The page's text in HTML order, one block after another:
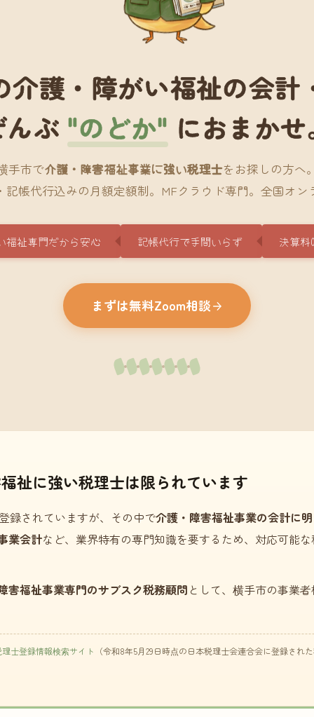
介護・障がい福祉の会計
ぶ "のどか" におまかせ
手市で介護・障害福祉事業に強い税理士をお探しの方へ。
記帳代行込みの月額定額制。MFクラウド専門。全国オン
福祉専門だから安心 記帳代行で手間いらず 決算料
まずは無料Zoom相談
祉に強い税理士は限られています
録されていますが、その中で介護・障害福祉事業の会計に
業会計など、業界特有の専門知識を要するため、対応可能
害福祉事業専門のサブスク税務顧問 として、横手市の事業
士登録情報検索サイト （令和8年5月29日時点の日本税理士会連合会に登録され